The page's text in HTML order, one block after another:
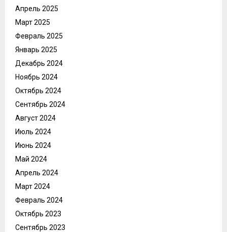
Апрель 2025
Март 2025
Февраль 2025
Январь 2025
Декабрь 2024
Ноябрь 2024
Октябрь 2024
Сентябрь 2024
Август 2024
Июль 2024
Июнь 2024
Май 2024
Апрель 2024
Март 2024
Февраль 2024
Октябрь 2023
Сентябрь 2023